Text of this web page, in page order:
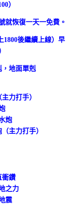
）
就恢復一天一免費。
1800後繼續上線）早
，地面單剋
力打手）
炮
主力打手）
衝鑽
之力
震